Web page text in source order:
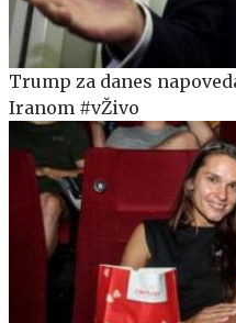
Trump za danes
Iranom #vŽivo